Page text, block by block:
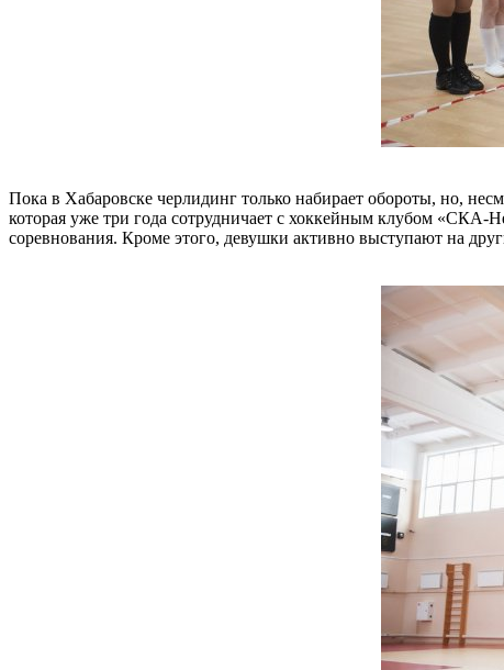
Пока в Хабаровске черлидинг только набирает обороты, но,
которая уже три года сотрудничает с хоккейным клубом
соревнования. Кроме этого, девушки активно выступают на